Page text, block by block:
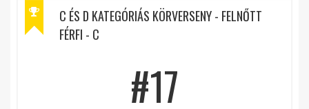
C ÉS D KATEGÓRIÁS KÖRVERSENY - FELNŐTT
FÉRFI - C
#17